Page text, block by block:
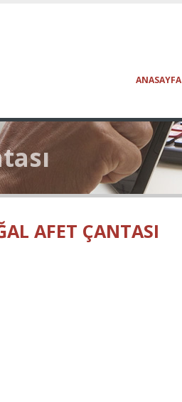
ANASAYFA
AFET ÇANTASI